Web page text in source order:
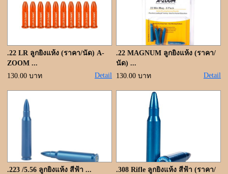
.22 LR ลูกยิงแห้ง (ราคา/นัด) A-
ZOOM ...
130.00 บาท
Detail
.22 MAGNUM ลูกยิงแห้ง (ราคา/
นัด) ...
130.00 บาท
Detail
.223 /5.56 ลูกยิงแห้ง สีฟ้า ...
.308 Rifle ลูกยิงแห้ง สีฟ้า (ราคา/